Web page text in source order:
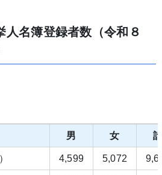
人名簿登録者数（令和８
男 女
4,599 5,072